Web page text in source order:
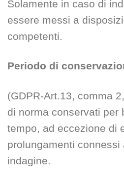
Solamente in caso di
essere messi a
competenti.
Periodo di
(GDPR-Art.13, comma
di norma conservati per
tempo, ad eccezione di
prolungamenti connessi
indagine.